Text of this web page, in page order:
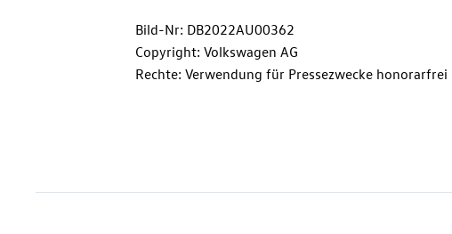
Bild-Nr: DB2022AU00362
Copyright: Volkswagen AG
Rechte: Verwendung für Pressezwecke honorarfrei